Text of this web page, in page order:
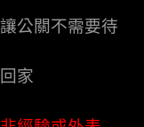
公關不需要待
家